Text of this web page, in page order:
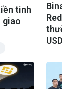
tinh
giao
USD